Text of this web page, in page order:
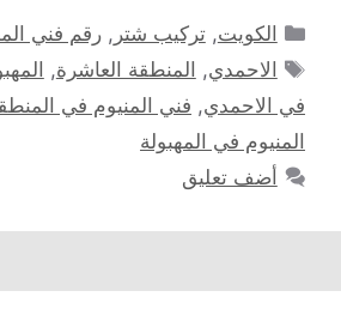
التصنيفات
الكويت,تركيب شتر ,رقم فني
الوسوم
الاحمدي, المنطقة العاشرة,
في الاحمدي, فني المنيوم في
المنيوم في المهبولة
أضف تعليق